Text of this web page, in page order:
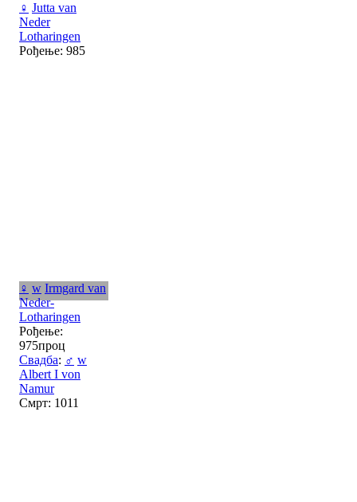
♀ Jutta van
Neder
Lotharingen
Рођење: 985
♀ w Irmgard van
Neder-
Lotharingen
Рођење:
975проц
Свадба: ♂ w
Albert I von
Namur
Смрт: 1011